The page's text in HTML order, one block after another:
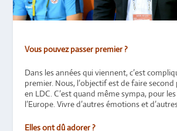
Vous pouvez passer premier ?
Dans les années qui viennent, c’est
premier. Nous, l’objectif est de faire
en LDC. C’est quand même sympa, pour
l’Europe. Vivre d’autres émotions et
Elles ont dû adorer ?